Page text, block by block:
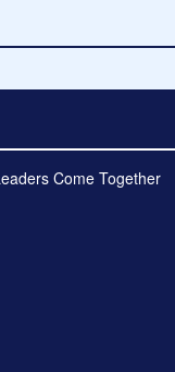
Come Together